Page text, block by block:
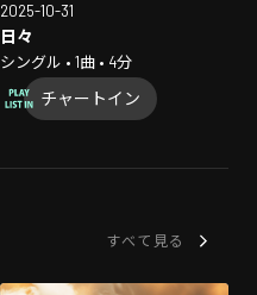
2025-10-31
日々
シングル • 1曲 • 4分
チャートイン
すべて見る